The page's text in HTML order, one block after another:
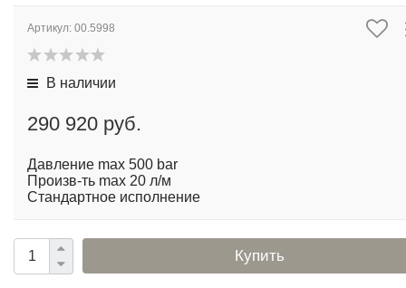
Артикул: 00.5998
В наличии
290 920 руб.
Давление max 500 bar
Произв-ть max 20 л/м
Стандартное исполнение
Купить